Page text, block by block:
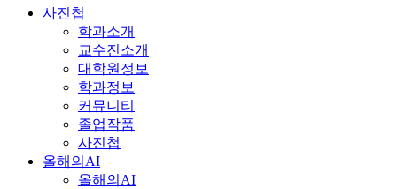
사진첩
학과소개
교수진소개
대학원정보
학과정보
커뮤니티
졸업작품
사진첩
올해의AI
올해의AI